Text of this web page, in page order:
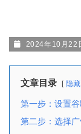
2024年10月22
文章目录 隐藏
第一步：设置
第二步：选择